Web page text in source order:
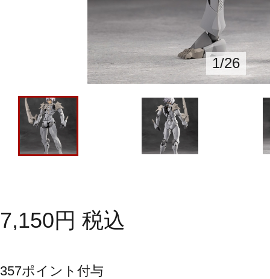
1/26
7,150円 税込
357ポイント付与